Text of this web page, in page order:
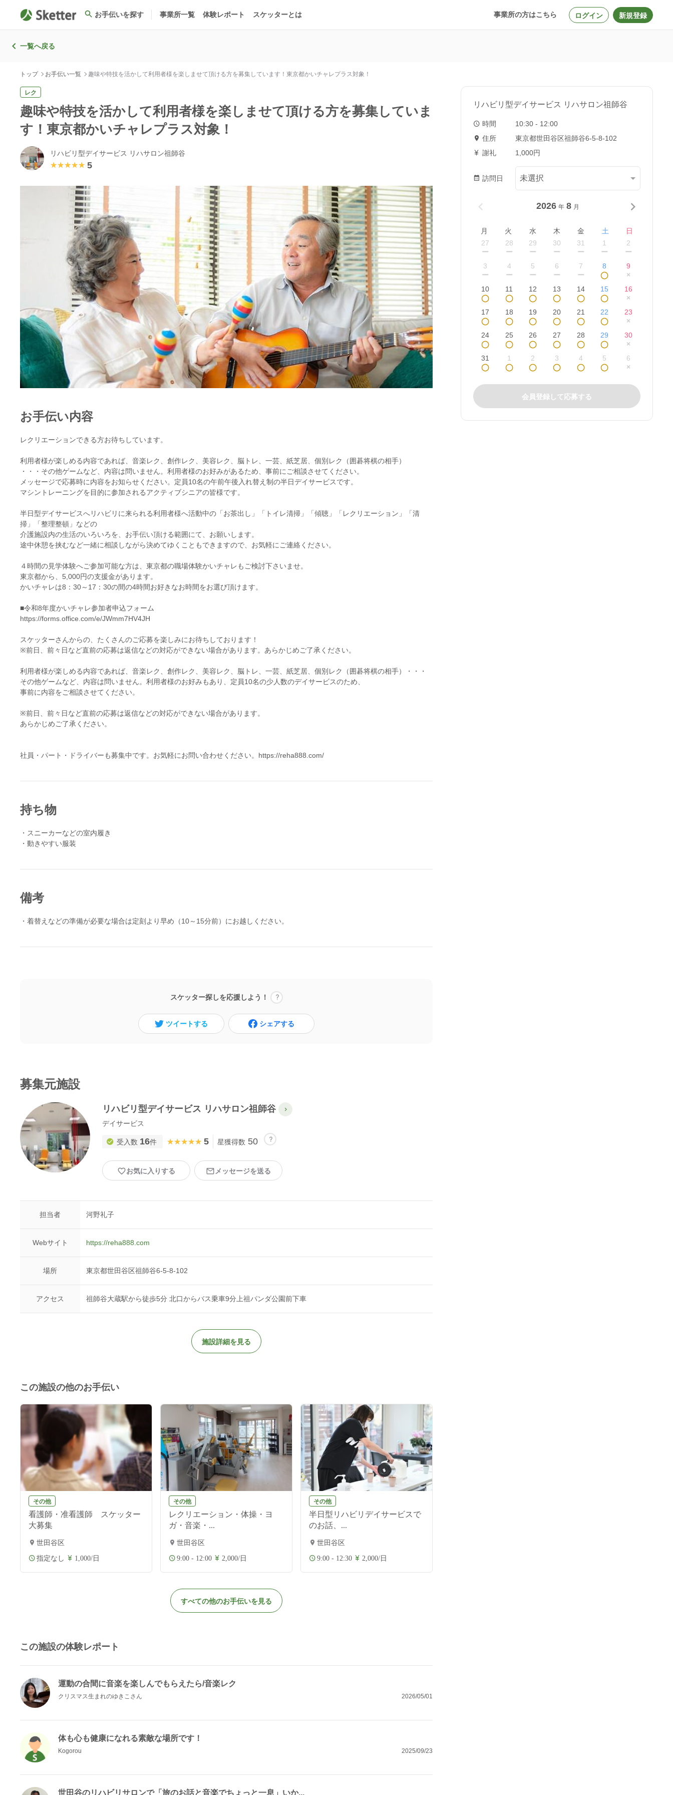
お手伝いを探す 事業所一覧 体験レポート スケッターとは 事業所の方はこちら ログイン 新規登録
一覧へ戻る
トップ お手伝い一覧 趣味や特技を活かして利用者様を楽しませて頂ける方を募集しています！東京都かいチャレプラス対象！
レク
趣味や特技を活かして利用者様を楽しませて頂ける方を募集していま
す！東京都かいチャレプラス対象！
リハビリ型デイサービス リハサロン祖師谷
★★★★★
★★★★★ 5
お手伝い内容
レクリエーションできる方お待ちしています。
利用者様が楽しめる内容であれば、音楽レク、創作レク、美容レク、脳トレ、一芸、紙芝居、個別レク（囲碁将棋の相手）
・・・その他ゲームなど、内容は問いません。利用者様のお好みがあるため、事前にご相談させてください。
メッセージで応募時に内容をお知らせください。定員10名の午前午後入れ替え制の半日デイサービスです。
マシントレーニングを目的に参加されるアクティブシニアの皆様です。
半日型デイサービスへリハビリに来られる利用者様へ活動中の「お茶出し」「トイレ清掃」「傾聴」「レクリエーション」「清
掃」「整理整頓」などの
介護施設内の生活のいろいろを、お手伝い頂ける範囲にて、お願いします。
途中休憩を挟むなど一緒に相談しながら決めてゆくこともできますので、お気軽にご連絡ください。
４時間の見学体験へご参加可能な方は、東京都の職場体験かいチャレもご検討下さいませ。
東京都から、5,000円の支援金があります。
かいチャレは8：30～17：30の間の4時間お好きなお時間をお選び頂けます。
■令和8年度かいチャレ参加者申込フォーム
https://forms.office.com/e/JWmm7HV4JH
スケッターさんからの、たくさんのご応募を楽しみにお待ちしております！
※前日、前々日など直前の応募は返信などの対応ができない場合があります。あらかじめご了承ください。
利用者様が楽しめる内容であれば、音楽レク、創作レク、美容レク、脳トレ、一芸、紙芝居、個別レク（囲碁将棋の相手）・・・
その他ゲームなど、内容は問いません。利用者様のお好みもあり、定員10名の少人数のデイサービスのため、
事前に内容をご相談させてください。
※前日、前々日など直前の応募は返信などの対応ができない場合があります。
あらかじめご了承ください。
社員・パート・ドライバーも募集中です。お気軽にお問い合わせください。https://reha888.com/
持ち物
・スニーカーなどの室内履き
・動きやすい服装
備考
・着替えなどの準備が必要な場合は定刻より早め（10～15分前）にお越しください。
スケッター探しを応援しよう！
ツイートする シェアする
募集元施設
リハビリ型デイサービス リハサロン祖師谷
デイサービス
受入数 16件 ★★★★★
★★★★★ 5 星獲得数 50
お気に入りする メッセージを送る
担当者 河野礼子
Webサイト https://reha888.com
場所 東京都世田谷区祖師谷6-5-8-102
アクセス 祖師谷大蔵駅から徒歩5分 北口からバス乗車9分上祖パンダ公園前下車
施設詳細を見る
この施設の他のお手伝い
その他
看護師・准看護師 スケッター
大募集
世田谷区
指定なし 1,000/日
その他
レクリエーション・体操・ヨ
ガ・音楽・...
世田谷区
9:00 - 12:00 2,000/日
その他
半日型リハビリデイサービスで
のお話、...
世田谷区
9:00 - 12:30 2,000/日
すべての他のお手伝いを見る
この施設の体験レポート
運動の合間に音楽を楽しんでもらえたら/音楽レク
クリスマス生まれのゆきこさん 2026/05/01
体も心も健康になれる素敵な場所です！
Kogorou 2025/09/23
世田谷のリハビリサロンで「旅のお話と音楽でちょっと一息」いか...
リハビリ型デイサービス リハサロン祖師谷
時間
10:30 - 12:00
住所
東京都世田谷区祖師谷6-5-8-102
謝礼
1,000円
訪問日
2026 年 8 月
月 火 水 木 金 土
日
27
ー
28
ー
29
ー
30
ー
31
ー
1
ー
2
ー
3
ー
4
ー
5
ー
6
ー
7
ー
8
◯
9
×
10
◯
11
◯
12
◯
13
◯
14
◯
15
◯
16
×
17
◯
18
◯
19
◯
20
◯
21
◯
22
◯
23
×
24
◯
25
◯
26
◯
27
◯
28
◯
29
◯
30
×
31
◯
1
◯
2
◯
3
◯
4
◯
5
◯
6
×
会員登録して応募する